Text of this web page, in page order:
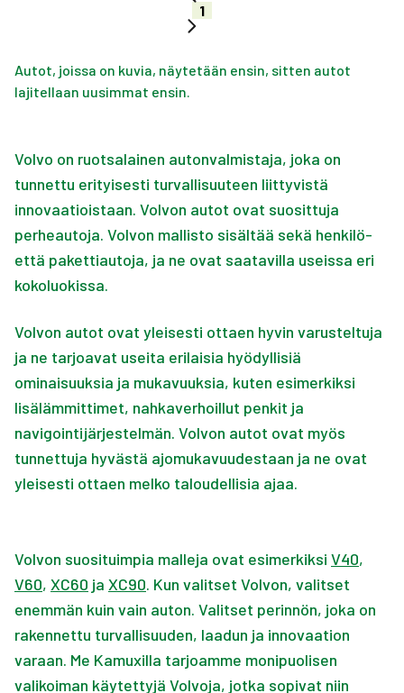
1
Autot, joissa on kuvia, näytetään ensin, sitten autot
lajitellaan uusimmat ensin.
Volvo on ruotsalainen autonvalmistaja, joka on
tunnettu erityisesti turvallisuuteen liittyvistä
innovaatioistaan. Volvon autot ovat suosittuja
perheautoja. Volvon mallisto sisältää sekä henkilö-
että pakettiautoja, ja ne ovat saatavilla useissa eri
kokoluokissa.
Volvon autot ovat yleisesti ottaen hyvin varusteltuja
ja ne tarjoavat useita erilaisia hyödyllisiä
ominaisuuksia ja mukavuuksia, kuten esimerkiksi
lisälämmittimet, nahkaverhoillut penkit ja
navigointijärjestelmän. Volvon autot ovat myös
tunnettuja hyvästä ajomukavuudestaan ja ne ovat
yleisesti ottaen melko taloudellisia ajaa.
Volvon suosituimpia malleja ovat esimerkiksi V40,
V60, XC60 ja XC90. Kun valitset Volvon, valitset
enemmän kuin vain auton. Valitset perinnön, joka on
rakennettu turvallisuuden, laadun ja innovaation
varaan. Me Kamuxilla tarjoamme monipuolisen
valikoiman käytettyjä Volvoja, jotka sopivat niin